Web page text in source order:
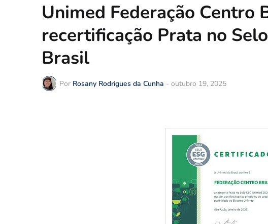
Unimed Federação Centro
recertificação Prata no
Brasil
Por Rosany Rodrigues da Cunha - outubro 19, 2025